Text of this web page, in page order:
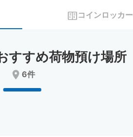
select
Press
the
select
the
コインロッカー
すすめ荷物預け場所
6件